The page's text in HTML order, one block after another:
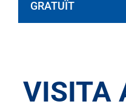
GRATUÏT
VISITA